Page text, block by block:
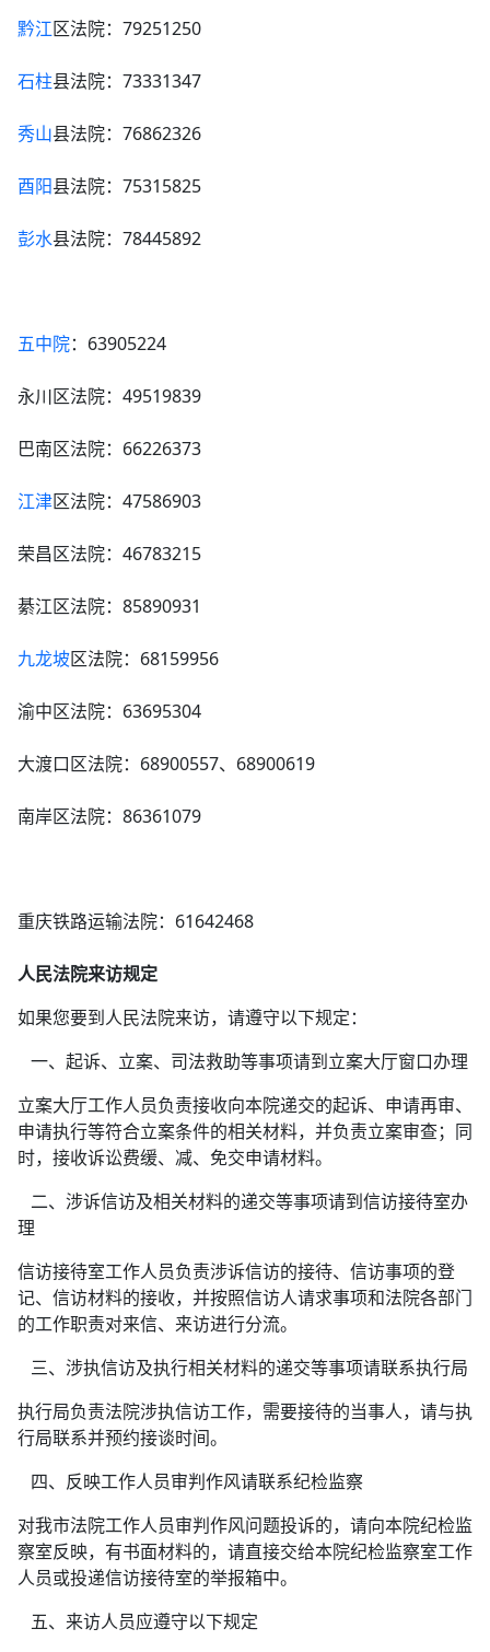
黔江区法院：79251250
石柱县法院：73331347
秀山县法院：76862326
酉阳县法院：75315825
彭水县法院：78445892
五中院：63905224
永川区法院：49519839
巴南区法院：66226373
江津区法院：47586903
荣昌区法院：46783215
綦江区法院：85890931
九龙坡区法院：68159956
渝中区法院：63695304
大渡口区法院：68900557、68900619
南岸区法院：86361079
重庆铁路运输法院：61642468
人民法院来访规定
如果您要到人民法院来访，请遵守以下规定：
一、起诉、立案、司法救助等事项请到立案大厅窗口办理
立案大厅工作人员负责接收向本院递交的起诉、申请再审、
申请执行等符合立案条件的相关材料，并负责立案审查；同
时，接收诉讼费缓、减、免交申请材料。
二、涉诉信访及相关材料的递交等事项请到信访接待室办
理
信访接待室工作人员负责涉诉信访的接待、信访事项的登
记、信访材料的接收，并按照信访人请求事项和法院各部门
的工作职责对来信、来访进行分流。
三、涉执信访及执行相关材料的递交等事项请联系执行局
执行局负责法院涉执信访工作，需要接待的当事人，请与执
行局联系并预约接谈时间。
四、反映工作人员审判作风请联系纪检监察
对我市法院工作人员审判作风问题投诉的，请向本院纪检监
察室反映，有书面材料的，请直接交给本院纪检监察室工作
人员或投递信访接待室的举报箱中。
五、来访人员应遵守以下规定